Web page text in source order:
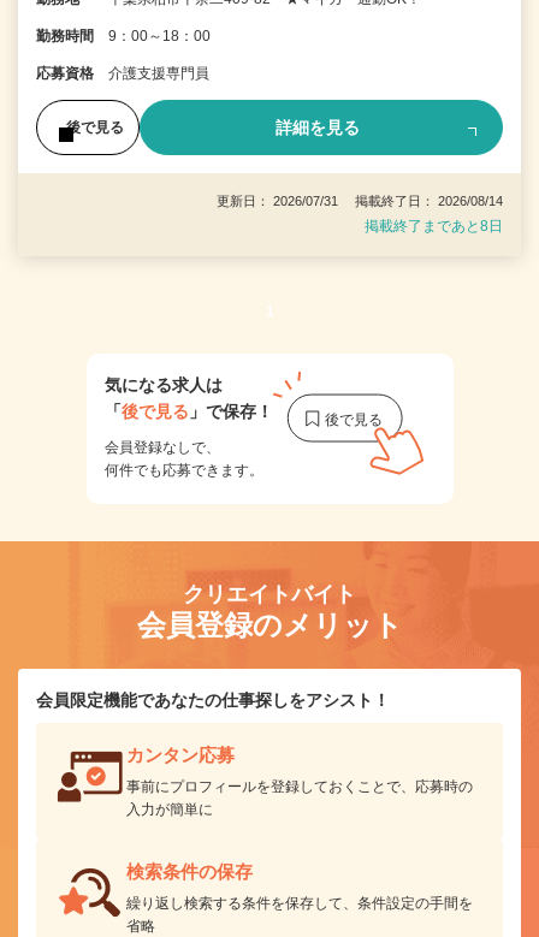
勤務時間 9：00～18：00
応募資格 介護支援専門員
後で見る 詳細を見る
更新日： 2026/07/31 掲載終了日： 2026/08/14
掲載終了まであと8日
1
気になる求人は
「後で見る 」で保存！
会員登録なしで、
何件でも応募できます。
クリエイトバイト
会員登録のメリット
会員限定機能であなたの仕事探しをアシスト！
カンタン応募
事前にプロフィールを登録しておくことで、応募時の
入力が簡単に
検索条件の保存
繰り返し検索する条件を保存して、条件設定の手間を
省略